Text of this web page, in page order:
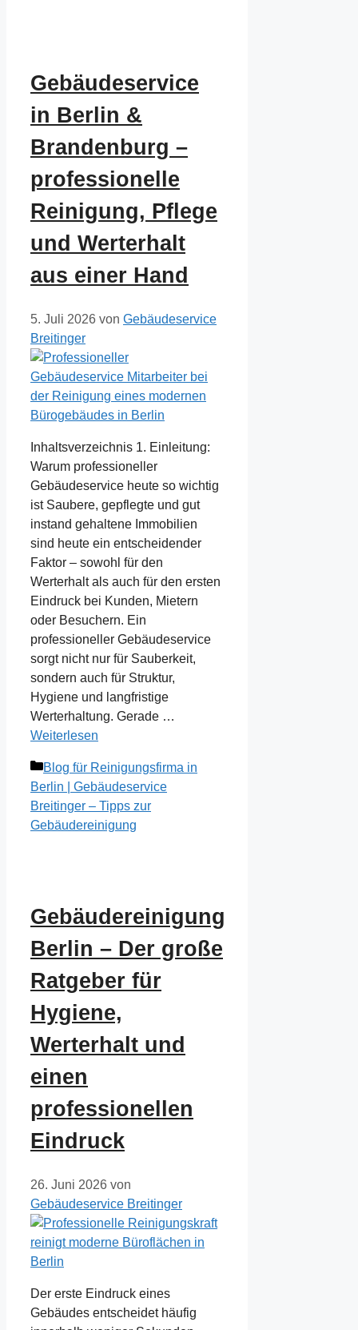
Gebäudeservice
in Berlin &
Brandenburg –
professionelle
Reinigung, Pflege
und Werterhalt
aus einer Hand
5. Juli 2026 von Gebäudeservice
Breitinger
Inhaltsverzeichnis 1. Einleitung:
Warum professioneller
Gebäudeservice heute so wichtig
ist Saubere, gepflegte und gut
instand gehaltene Immobilien
sind heute ein entscheidender
Faktor – sowohl für den
Werterhalt als auch für den ersten
Eindruck bei Kunden, Mietern
oder Besuchern. Ein
professioneller Gebäudeservice
sorgt nicht nur für Sauberkeit,
sondern auch für Struktur,
Hygiene und langfristige
Werterhaltung. Gerade …
Weiterlesen
Kategorien
Blog für Reinigungsfirma in
Berlin | Gebäudeservice
Breitinger – Tipps zur
Gebäudereinigung
Gebäudereinigung
Berlin – Der große
Ratgeber für
Hygiene,
Werterhalt und
einen
professionellen
Eindruck
26. Juni 2026 von
Gebäudeservice Breitinger
Der erste Eindruck eines
Gebäudes entscheidet häufig